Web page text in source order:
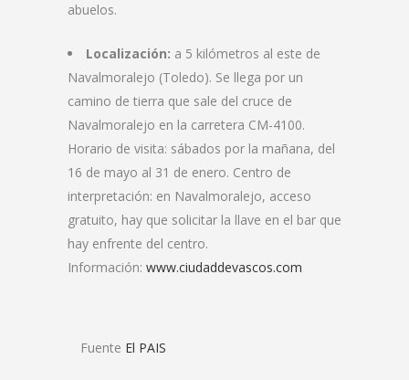
abuelos.
Localización: a 5 kilómetros al este de
Navalmoralejo (Toledo). Se llega por un
camino de tierra que sale del cruce de
Navalmoralejo en la carretera CM-4100.
Horario de visita: sábados por la mañana, del
16 de mayo al 31 de enero. Centro de
interpretación: en Navalmoralejo, acceso
gratuito, hay que solicitar la llave en el bar que
hay enfrente del centro.
Información: www.ciudaddevascos.com
Fuente El PAIS